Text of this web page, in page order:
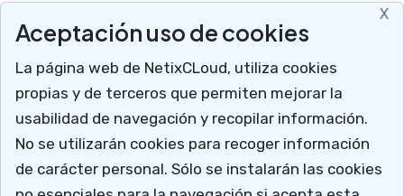
Mucho más que un programa para talleres
X
Aceptación uso de cookies
La página web de NetixCLoud, utiliza cookies
propias y de terceros que permiten mejorar la
usabilidad de navegación y recopilar información.
No se utilizarán cookies para recoger información
de carácter personal. Sólo se instalarán las cookies
Legal
Nota legal
RGPDUE
Cómo llegar
Descargar soporte